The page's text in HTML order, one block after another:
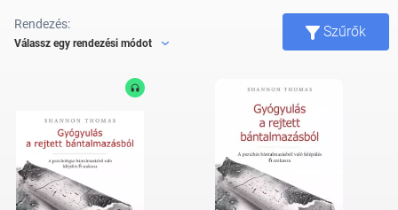
Rendezés:
Válassz egy rendezési módot
Szűrők